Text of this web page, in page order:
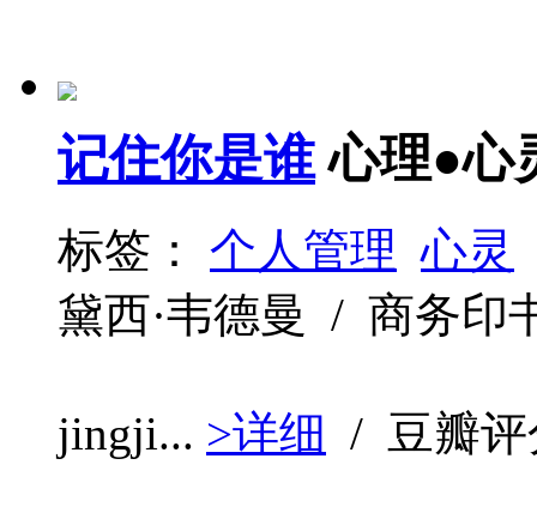
记住你是谁 心理●心
标签： 个人管理 心灵
黛西·韦德曼 / 商务印
jingji... >详细 / 豆瓣